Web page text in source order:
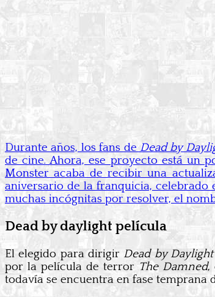
Durante años, los fans de Dead by
de cine. Ahora, ese proyecto está un
Monster acaba de recibir una
aniversario de la franquicia,
muchas incógnitas por resolver, el
Dead by daylight película
El elegido para dirigir Dead by Daylight
por la película de terror The Damned,
todavía se encuentra en fase temprana